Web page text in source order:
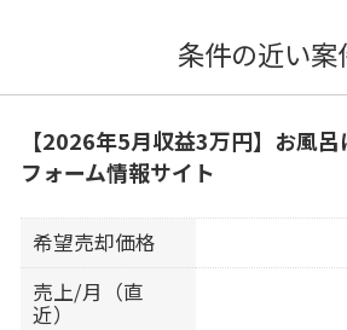
条件の近い案
【2026年5月収益3万円】お風
フォーム情報サイト
希望売却価格
売上/月（直
近）